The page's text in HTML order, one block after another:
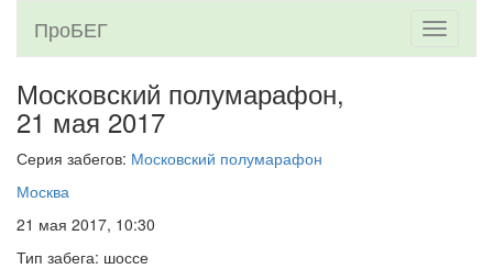
Toggle
ПроБЕГ
Московский полумарафон,
21 мая 2017
Серия забегов: Московский полумарафон
Москва
21 мая 2017, 10:30
Тип забега: шоссе